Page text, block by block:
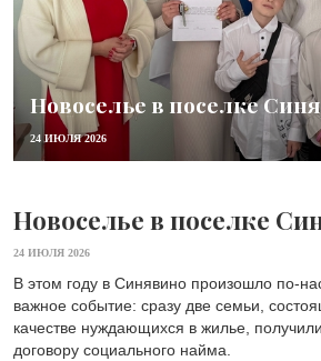
Новоселье в поселке
24 ИЮЛЯ 2026
Новоселье в поселке
24 ИЮЛЯ 2026
В этом году в Синявино произошло по-
важное событие: сразу две семьи,
качестве нуждающихся в жилье,
договору социального найма.